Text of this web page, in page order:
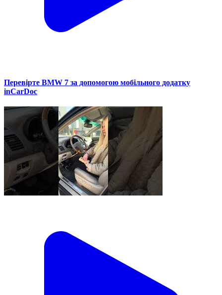
Перевірте BMW 7 за допомогою мобільного додатку
inCarDoc